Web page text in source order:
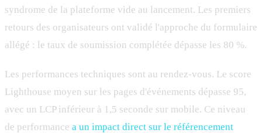
syndrome de la plateforme vide au lancement. Les premiers
retours des organisateurs ont validé l'approche du formulaire
allégé : le taux de soumission complétée dépasse les 80 %.
Les performances techniques sont au rendez-vous. Le score
Lighthouse moyen sur les pages d'événements dépasse 95,
avec un LCP inférieur à 1,5 seconde sur mobile. Ce niveau
de performance a un impact direct sur le référencement